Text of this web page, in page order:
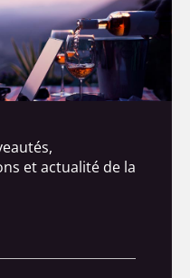
et actualité de la